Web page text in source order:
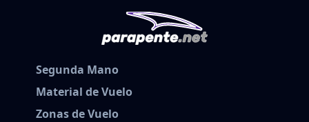
Segunda Mano
Material de Vuelo
Zonas de Vuelo